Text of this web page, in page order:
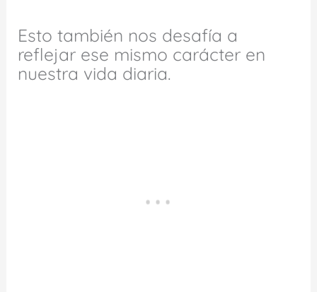
Esto también nos desafía a
reflejar ese mismo carácter en
nuestra vida diaria.